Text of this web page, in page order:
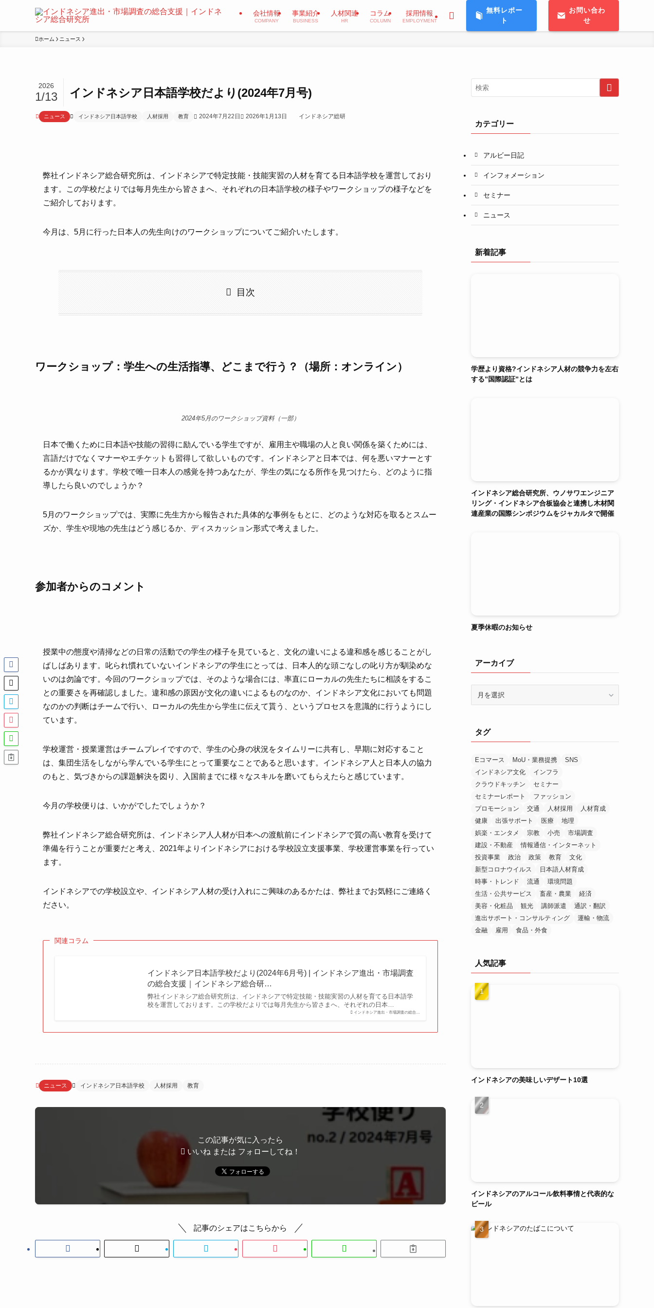
会社情報
COMPANY
事業紹介
BUSINESS
人材関連
HR
コラム
COLUMN
採用情報
EMPLOYMENT
無料レポー
ト
お問い合わ
せ
ホーム ニュース
インドネシア日本語学校だより(2024年7月号)
2026
1/13
ニュース インドネシア日本語学校 人材採用 教育 2024年7月22日 2026年1月13日 インドネシア総研
弊社インドネシア総合研究所は、インドネシアで特定技能・技能実習の人材を育てる日本語学校を運営しており
ます。この学校だよりでは毎月先生から皆さまへ、それぞれの日本語学校の様子やワークショップの様子などを
ご紹介しております。
今月は、5月に行った日本人の先生向けのワークショップについてご紹介いたします。
目次
ワークショップ：学生への生活指導、どこまで行う？（場所：オンライン）
2024年5月のワークショップ資料（一部）
日本で働くために日本語や技能の習得に励んでいる学生ですが、雇用主や職場の人と良い関係を築くためには、
言語だけでなくマナーやエチケットも習得して欲しいものです。インドネシアと日本では、何を悪いマナーとす
るかが異なります。学校で唯一日本人の感覚を持つあなたが、学生の気になる所作を見つけたら、どのように指
導したら良いのでしょうか？
5月のワークショップでは、実際に先生方から報告された具体的な事例をもとに、どのような対応を取るとスムー
ズか、学生や現地の先生はどう感じるか、ディスカッション形式で考えました。
参加者からのコメント
授業中の態度や清掃などの日常の活動での学生の様子を見ていると、文化の違いによる違和感を感じることがし
ばしばあります。叱られ慣れていないインドネシアの学生にとっては、日本人的な頭ごなしの叱り方が馴染めな
いのは勿論です。今回のワークショップでは、そのような場合には、率直にローカルの先生たちに相談をするこ
との重要さを再確認しました。違和感の原因が文化の違いによるものなのか、インドネシア文化においても問題
なのかの判断はチームで行い、ローカルの先生から学生に伝えて貰う、というプロセスを意識的に行うようにし
ています。
学校運営・授業運営はチームプレイですので、学生の心身の状況をタイムリーに共有し、早期に対応すること
は、集団生活をしながら学んでいる学生にとって重要なことであると思います。インドネシア人と日本人の協力
のもと、気づきからの課題解決を図り、入国前までに様々なスキルを磨いてもらえたらと感じています。
今月の学校便りは、いかがでしたでしょうか？
弊社インドネシア総合研究所は、インドネシア人人材が日本への渡航前にインドネシアで質の高い教育を受けて
準備を行うことが重要だと考え、2021年よりインドネシアにおける学校設立支援事業、学校運営事業を行ってい
ます。
インドネシアでの学校設立や、インドネシア人材の受け入れにご興味のあるかたは、弊社までお気軽にご連絡く
ださい。
関連コラム
インドネシア進出・市場調査の総合…
インドネシア日本語学校だより(2024年6月号) | インドネシア進出・市場調査
の総合支援｜インドネシア総合研…
弊社インドネシア総合研究所は、インドネシアで特定技能・技能実習の人材を育てる日本語学
校を運営しております。この学校だよりでは毎月先生から皆さまへ、それぞれの日本…
ニュース インドネシア日本語学校 人材採用 教育
この記事が気に入ったら
いいね または フォローしてね！
記事のシェアはこちらから
カテゴリー
アルビー日記
インフォメーション
セミナー
ニュース
新着記事
学歴より資格?インドネシア人材の競争力を左右
する”国際認証”とは
インドネシア総合研究所、ウノサワエンジニア
リング・インドネシア合板協会と連携し木材関
連産業の国際シンポジウムをジャカルタで開催
夏季休暇のお知らせ
アーカイブ
ブタグ
Eコマース MoU・業務提携
SNS
インドネシア文化
インフラ
クラウドキッチン
セミナー
セミナーレポート
ファッション
プロモーション
交通 人材採用
人材育成
健康
出張サポート 医療
地理
娯楽・エンタメ
宗教 小売
市場調査
建設・不動産
情報通信・インターネット
投資事業
政治 政策 教育
文化
新型コロナウイルス
日本語人材育成
時事・トレンド
流通
環境問題
生活・公共サービス
畜産・農業
経済
美容・化粧品
観光 講師派遣
通訳・翻訳
進出サポート・コンサルティング
運輸・物流
金融
雇用 食品・外食
人気記事
インドネシアの美味しいデザート10選
インドネシアのアルコール飲料事情と代表的な
ビール